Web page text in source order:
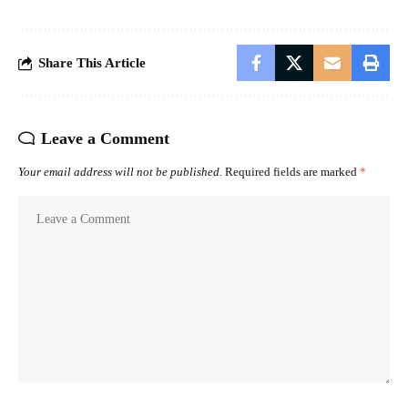
Share This Article
Leave a Comment
Your email address will not be published. Required fields are marked *